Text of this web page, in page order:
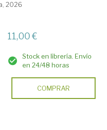
2026
11,00 €
Stock en librería. Envío
en 24/48 horas
COMPRAR